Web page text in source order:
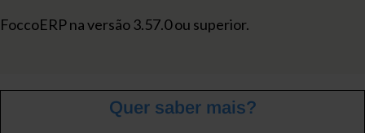
FoccoERP na versão 3.57.0 ou superior.
Quer saber mais?